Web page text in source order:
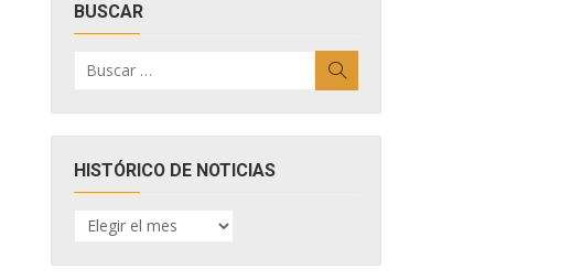
BUSCAR
por:
HISTÓRICO DE NOTICIAS
HISTÓRICO
DE